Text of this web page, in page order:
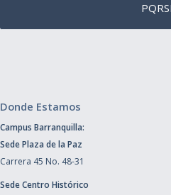
Donde Estamos
Campus Barranquilla:
Sede Plaza de la Paz
Carrera 45 No. 48-31
Sede Centro Histórico